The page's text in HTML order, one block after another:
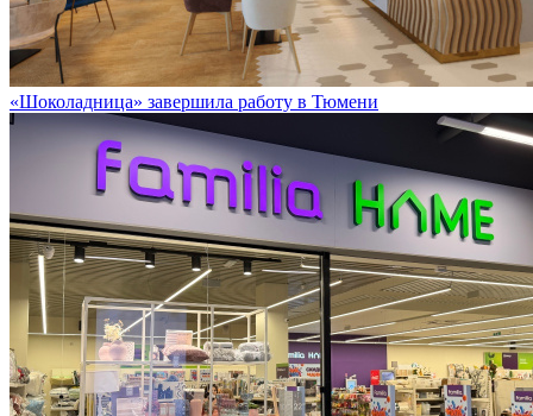
«Шоколадница» завершила работу в Тюмени